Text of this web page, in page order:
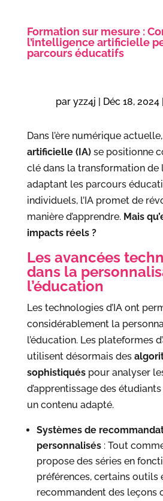
Formation sur mesure :
l’intelligence artificielle
parcours éducatifs
par yzz4j | Déc 18, 2024|
Dans l’ère numérique actuelle,
artificielle (IA)se positionne
clé dans la transformation de
adaptant les parcours
individuels, l’IA promet de
manière d’apprendre. Mais
impacts réels ?
Les avancées
dans la
l’éducation
Les technologies d’IA ont
considérablement la
l’éducation. Les plateformes
utilisent désormais des
sophistiquéspour analyser
d’apprentissage des
un contenu adapté.
Systèmes de
personnalisés: Tout
propose des séries en
préférences, certains outils
recommandent des leçons